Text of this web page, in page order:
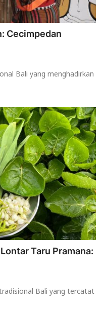
Cecimpedan
Bali yang menghadirkan
Taru Pramana:
Bali yang tercatat